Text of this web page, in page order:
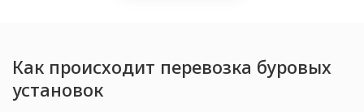
Как происходит перевозка буровых
установок